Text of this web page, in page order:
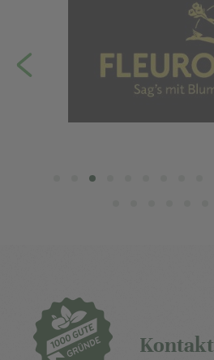
Kontakt